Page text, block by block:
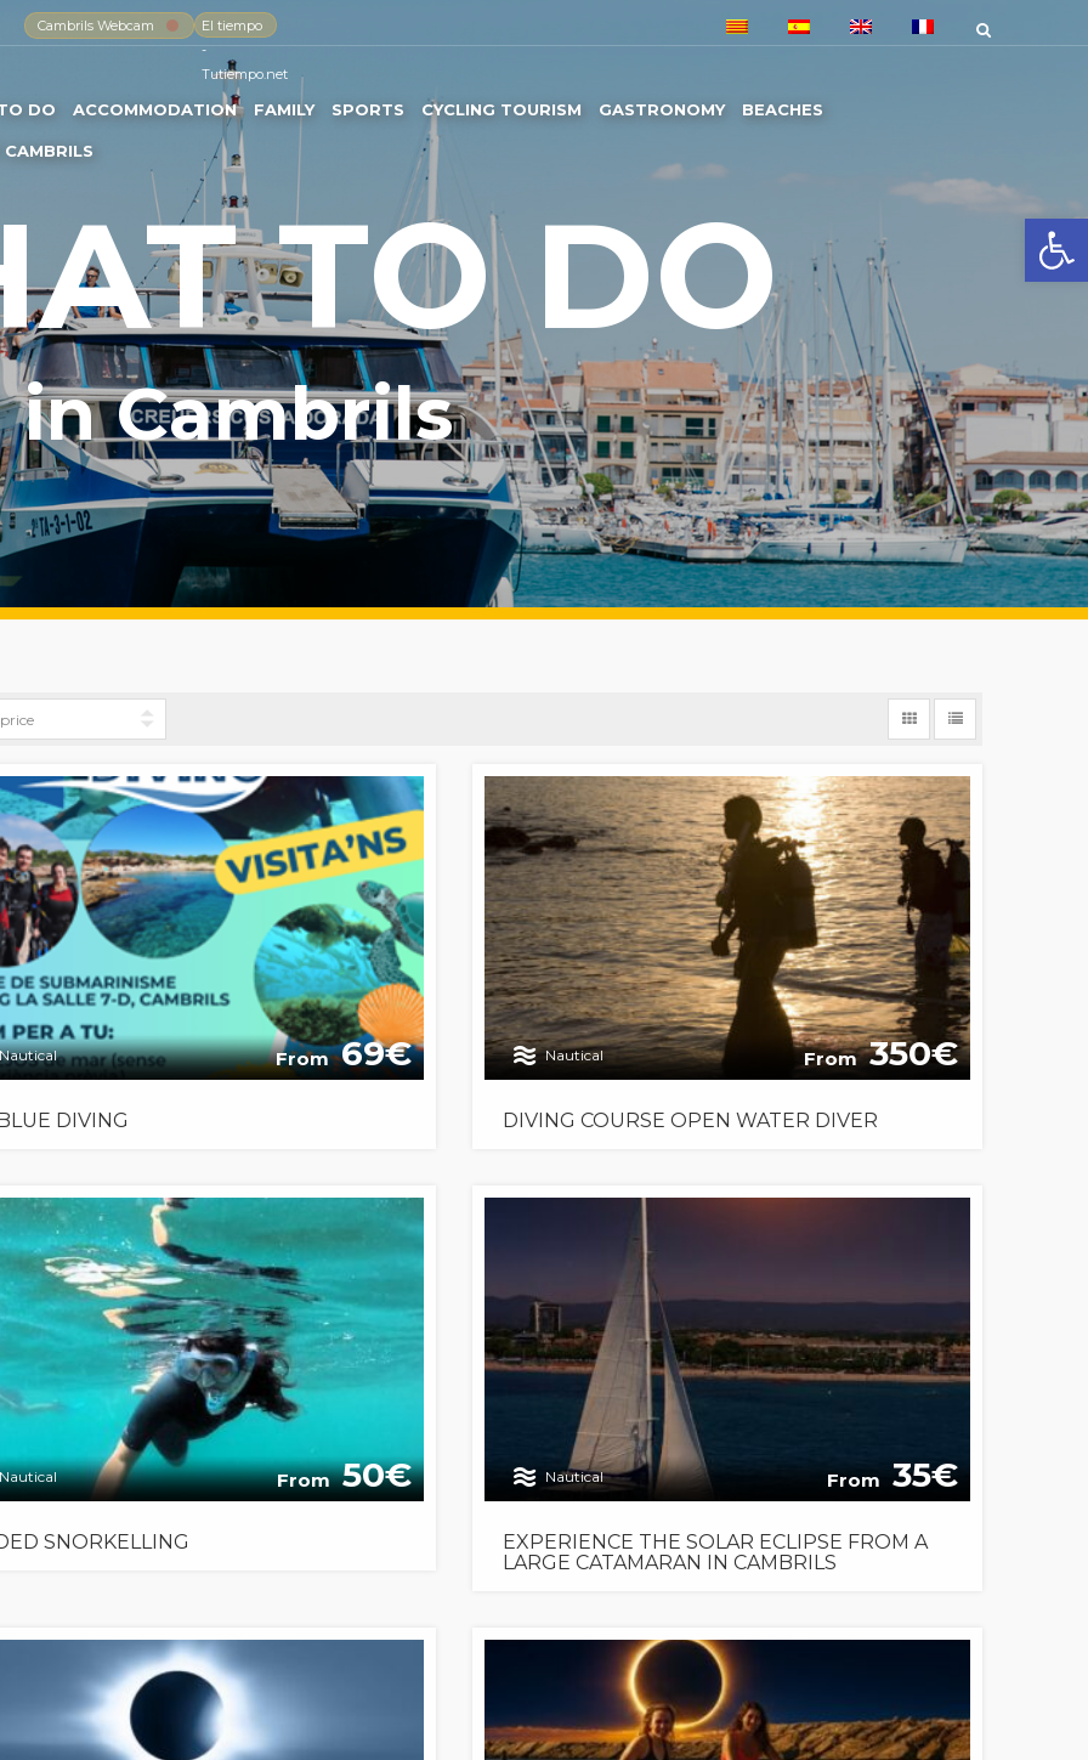
Cambrils Webcam
El tiempo
-
Tutiempo.net
DO ACCOMMODATION FAMILY SPORTS CYCLING TOURISM GASTRONOMY BEACHES
TO DO
in Cambrils
Nautical From 69
DIVING
Nautical From 350
DIVING COURSE OPEN WATER DIVER
Nautical From 50
SNORKELLING
Nautical From 35
EXPERIENCE THE SOLAR ECLIPSE FROM A
LARGE CATAMARAN IN CAMBRILS